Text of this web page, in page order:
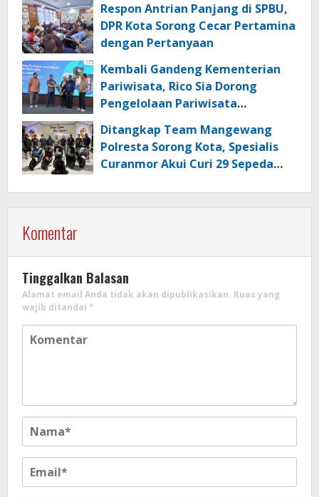
Respon Antrian Panjang di SPBU,
DPR Kota Sorong Cecar Pertamina
dengan Pertanyaan
Kembali Gandeng Kementerian
Pariwisata, Rico Sia Dorong
Pengelolaan Pariwisata
Ditangkap Team Mangewang
Polresta Sorong Kota, Spesialis
Curanmor Akui Curi 29 Sepeda
Komentar
Tinggalkan Balasan
Alamat email Anda tidak akan dipublikasikan. Ruas yang
wajib ditandai *